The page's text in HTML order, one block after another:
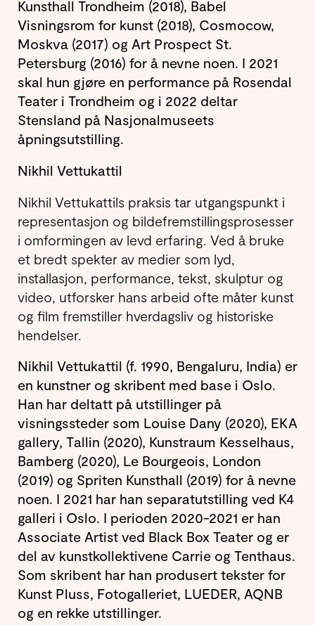
Kunsthall Trondheim (2018), Babel
Visningsrom for kunst (2018), Cosmocow,
Moskva (2017) og Art Prospect St.
Petersburg (2016) for å nevne noen. I 2021
skal hun gjøre en performance på Rosendal
Teater i Trondheim og i 2022 deltar
Stensland på Nasjonalmuseets
åpningsutstilling.
Nikhil Vettukattil
Nikhil Vettukattils praksis tar utgangspunkt i
representasjon og bildefremstillingsprosesser
i omformingen av levd erfaring. Ved å bruke
et bredt spekter av medier som lyd,
installasjon, performance, tekst, skulptur og
video, utforsker hans arbeid ofte måter kunst
og film fremstiller hverdagsliv og historiske
hendelser.
Nikhil Vettukattil (f. 1990, Bengaluru, India) er
en kunstner og skribent med base i Oslo.
Han har deltatt på utstillinger på
visningssteder som Louise Dany (2020), EKA
gallery, Tallin (2020), Kunstraum Kesselhaus,
Bamberg (2020), Le Bourgeois, London
(2019) og Spriten Kunsthall (2019) for å nevne
noen. I 2021 har han separatutstilling ved K4
galleri i Oslo. I perioden 2020-2021 er han
Associate Artist ved Black Box Teater og er
del av kunstkollektivene Carrie og Tenthaus.
Som skribent har han produsert tekster for
Kunst Pluss, Fotogalleriet, LUEDER, AQNB
og en rekke utstillinger.